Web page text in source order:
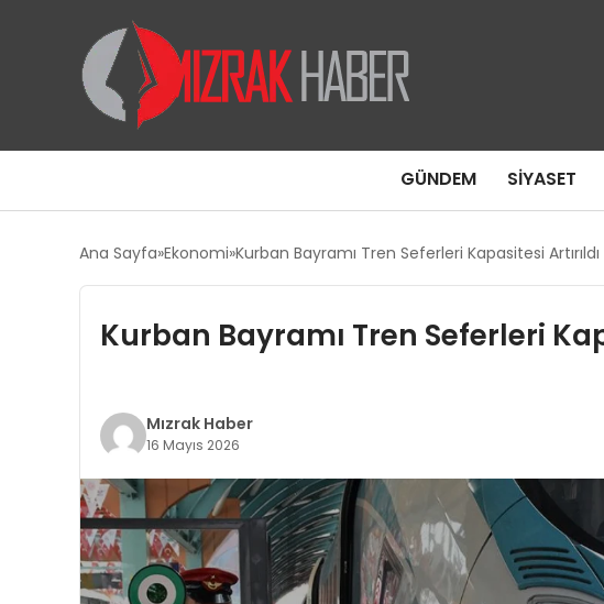
GÜNDEM SIYASET
Ana Sayfa Ekonomi Kurban Bayramı Tren Seferleri Kapasitesi Artırıldı
Kurban Bayramı Tren Seferleri
Mızrak Haber
16 Mayıs 2026